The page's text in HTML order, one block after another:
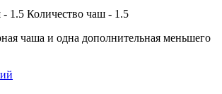
Количество чаш - 1.5
чаша и одна дополнительная меньшего